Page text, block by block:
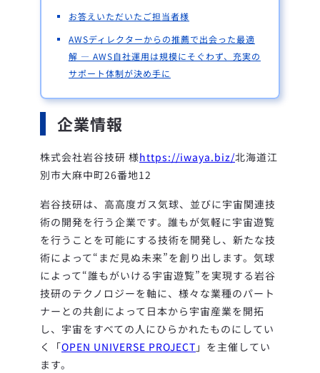
お答えいただいたご担当者様
AWSディレクターからの推薦で出会った最適
解 ― AWS自社運用は規模にそぐわず、充実の
サポート体制が決め手に
企業情報
株式会社岩谷技研 様https://iwaya.biz/北海道江
別市大麻中町26番地12
岩谷技研は、高高度ガス気球、並びに宇宙関連技
術の開発を行う企業です。誰もが気軽に宇宙遊覧
を行うことを可能にする技術を開発し、新たな技
術によって“まだ見ぬ未来”を創り出します。 気球
によって“誰もがいける宇宙遊覧”を実現する岩谷
技研のテクノロジーを軸に、様々な業種のパート
ナーとの共創によって日本から宇宙産業を開拓
し、宇宙をすべての人にひらかれたものにしてい
く「OPEN UNIVERSE PROJECT 」を主催してい
ます。